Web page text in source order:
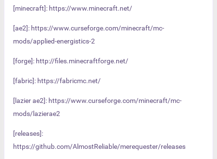
[minecraft]: https://www.minecraft.net/
[ae2]: https://www.curseforge.com/minecraft/mc-
mods/applied-energistics-2
[forge]: http://files.minecraftforge.net/
[fabric]: https://fabricmc.net/
[lazier ae2]: https://www.curseforge.com/minecraft/mc-
mods/lazierae2
[releases]:
https://github.com/AlmostReliable/merequester/releases